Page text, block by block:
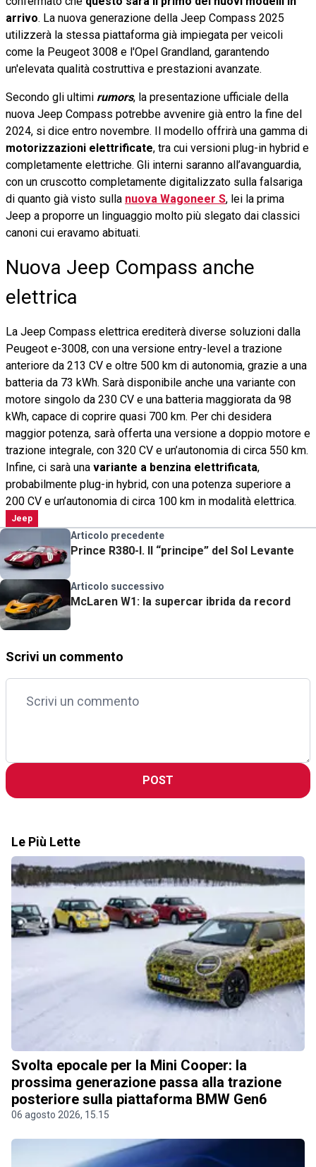
arrivo. La nuova generazione della Jeep Compass 2025
utilizzerà la stessa piattaforma già impiegata per veicoli
come la Peugeot 3008 e l'Opel Grandland, garantendo
un'elevata qualità costruttiva e prestazioni avanzate.
Secondo gli ultimi rumors, la presentazione ufficiale della
nuova Jeep Compass potrebbe avvenire già entro la fine del
2024, si dice entro novembre. Il modello offrirà una gamma di
motorizzazioni elettrificate, tra cui versioni plug-in hybrid e
completamente elettriche. Gli interni saranno all’avanguardia,
con un cruscotto completamente digitalizzato sulla falsariga
di quanto già visto sulla nuova Wagoneer S, lei la prima
Jeep a proporre un linguaggio molto più slegato dai classici
canoni cui eravamo abituati.
Nuova Jeep Compass anche
elettrica
La Jeep Compass elettrica erediterà diverse soluzioni dalla
Peugeot e-3008, con una versione entry-level a trazione
anteriore da 213 CV e oltre 500 km di autonomia, grazie a una
batteria da 73 kWh. Sarà disponibile anche una variante con
motore singolo da 230 CV e una batteria maggiorata da 98
kWh, capace di coprire quasi 700 km. Per chi desidera
maggior potenza, sarà offerta una versione a doppio motore e
trazione integrale, con 320 CV e un’autonomia di circa 550 km.
Infine, ci sarà una variante a benzina elettrificata,
probabilmente plug-in hybrid, con una potenza superiore a
200 CV e un’autonomia di circa 100 km in modalità elettrica.
Jeep
Articolo precedente
Prince R380-I. Il “principe” del Sol Levante
Articolo successivo
McLaren W1: la supercar ibrida da record
Scrivi un commento
POST
Le Più Lette
Svolta epocale per la Mini Cooper: la
prossima generazione passa alla trazione
posteriore sulla piattaforma BMW Gen6
06 agosto 2026, 15.15